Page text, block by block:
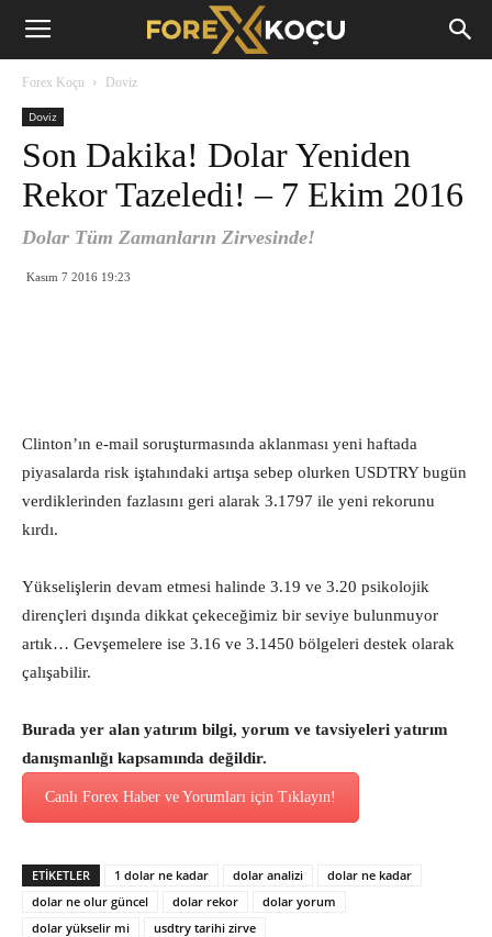
Forex
Forex Koçu Doviz
Doviz
Son Dakika! Dolar Yeniden
Rekor Tazeledi! – 7 Ekim 2016
Dolar Tüm Zamanların Zirvesinde!
Kasım 7 2016 19:23
Clinton’ın e-mail soruşturmasında aklanması yeni haftada
piyasalarda risk iştahındaki artışa sebep olurken USDTRY bugün
verdiklerinden fazlasını geri alarak 3.1797 ile yeni rekorunu
kırdı.
Yükselişlerin devam etmesi halinde 3.19 ve 3.20 psikolojik
dirençleri dışında dikkat çekeceğimiz bir seviye bulunmuyor
artık… Gevşemelere ise 3.16 ve 3.1450 bölgeleri destek olarak
çalışabilir.
Burada yer alan yatırım bilgi, yorum ve tavsiyeleri yatırım
danışmanlığı kapsamında değildir.
Canlı Forex Haber ve Yorumları için Tıklayın!
ETİKETLER 1 dolar ne kadar dolar analizi
dolar ne kadar
dolar ne olur güncel
dolar rekor
dolar yorum
dolar yükselir mi
usdtry tarihi zirve